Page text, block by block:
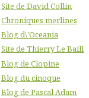
Site de David Collin
Chroniques merlines
Blog d\'Oceania
Site de Thierry Le Baill
Blog de Clopine
Blog du cinoque
Blog de Pascal Adam